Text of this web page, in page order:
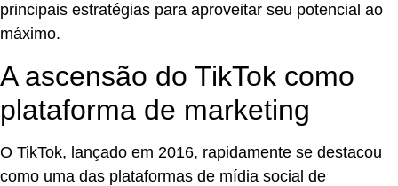
principais estratégias para aproveitar seu potencial ao
máximo.
A ascensão do TikTok como
plataforma de marketing
O TikTok, lançado em 2016, rapidamente se destacou
como uma das plataformas de mídia social de